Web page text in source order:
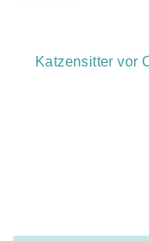
Breadcrumb
Katzensitter vor